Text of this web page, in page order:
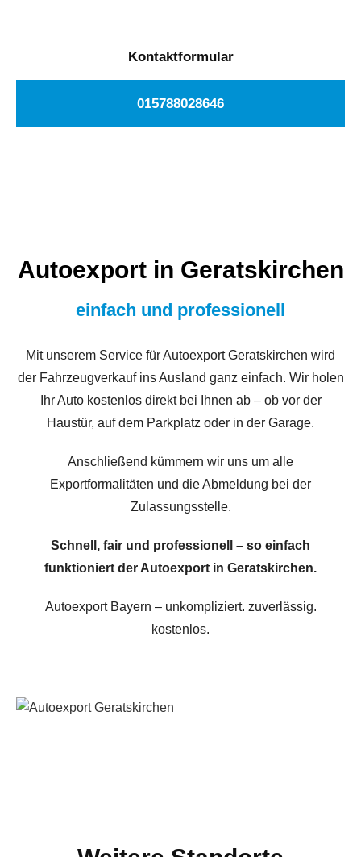
Kontaktformular
015788028646
Autoexport in Geratskirchen
einfach und professionell
Mit unserem Service für Autoexport Geratskirchen wird
der Fahrzeugverkauf ins Ausland ganz einfach. Wir holen
Ihr Auto kostenlos direkt bei Ihnen ab – ob vor der
Haustür, auf dem Parkplatz oder in der Garage.
Anschließend kümmern wir uns um alle
Exportformalitäten und die Abmeldung bei der
Zulassungsstelle.
Schnell, fair und professionell – so einfach
funktioniert der Autoexport in Geratskirchen.
Autoexport Bayern – unkompliziert. zuverlässig.
kostenlos.